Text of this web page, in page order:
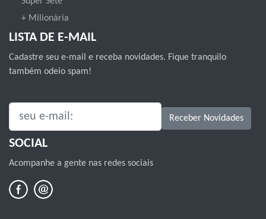
+ Milionária
LISTA DE E-MAIL
Cadastre seu e-mail e receba novidades. Fique tranquilo
também odeio spam!
SEU E-MAIL: Receber Novidades
SOCIAL
Acompanhe a gente nas redes sociais